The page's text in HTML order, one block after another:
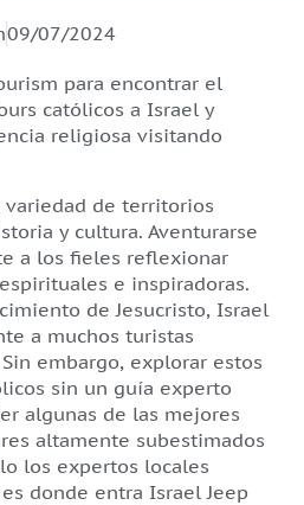
09/07/2024
para encontrar el
católicos a Israel y
religiosa visitando
variedad de territorios
y cultura. Aventurarse
a los fieles reflexionar
e inspiradoras.
de Jesucristo, Israel
a muchos turistas
embargo, explorar estos
sin un guía experto
algunas de las mejores
altamente subestimados
los expertos locales
donde entra Israel Jeep